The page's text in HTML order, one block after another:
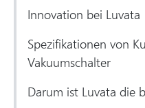
Innovation bei Luvata
Spezifikationen von
Vakuumschalter
Darum ist Luvata die